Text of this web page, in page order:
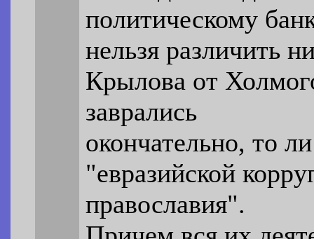
политическому
нельзя различить
Крылова от
заврались
окончательно, то
"евразийской
православия".